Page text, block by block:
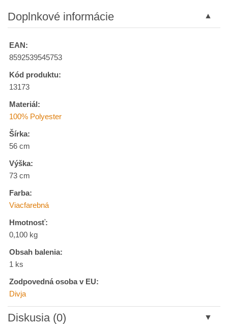
Doplnkové informácie
EAN:
8592539545753
Kód produktu:
13173
Materiál:
100% Polyester
Šírka:
56 cm
Výška:
73 cm
Farba:
Viacfarebná
Hmotnosť:
0,100 kg
Obsah balenia:
1 ks
Zodpovedná osoba v EU:
Divja
Diskusia (0)